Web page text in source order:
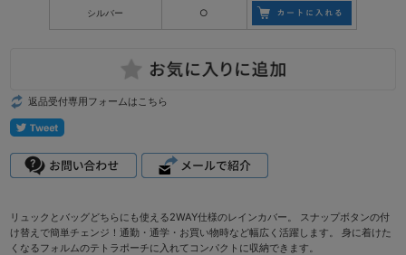
シルバー ○
返品受付専用フォームはこちら
リュックとバッグどちらにも使える2WAY仕様のレインカバー。 スナップボタンの付
け替えで簡単チェンジ！通勤・通学・お買い物時など幅広く活躍します。 身に着けた
くなるフォルムのテトラポーチに入れてコンパクトに収納できます。